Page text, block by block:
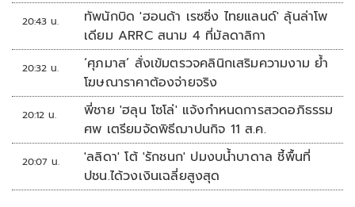
20:43 น.
ทัพนักบิด 'ฮอนด้า เรซซิ่ง ไทยแลนด์' ลุ้นล่าโพ
เดียม ARRC สนาม 4 ที่มัลดาลิกา
20:32 น.
‘ศุภมาส’ สั่งเข้มตรวจคลินิกเสริมความงาม ย้ำ
โฆษณาราคาต้องจ่ายจริง
20:12 น.
พี่ชาย 'ฮลุน โซโล่' แจ้งกำหนดการสวดอภิธรรม
ศพ เตรียมจัดพิธีฌาปนกิจ 11 ส.ค.
20:07 น.
'ลลิดา' โต้ 'รักชนก' ปมงบน้ำบาดาล ชี้พื้นที่
ปชน.ได้วงเงินเฉลี่ยสูงสุด